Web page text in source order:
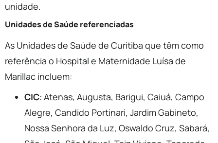
unidade.
Unidades de Saúde referenciadas
As Unidades de Saúde de Curitiba que têm como
referência o Hospital e Maternidade Luísa de
Marillac incluem:
CIC: Atenas, Augusta, Barigui, Caiuá, Campo
Alegre, Candido Portinari, Jardim Gabineto,
Nossa Senhora da Luz, Oswaldo Cruz, Sabará,